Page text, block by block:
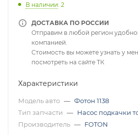
В наличии: 2
ДОСТАВКА ПО РОССИИ
Отправим в любой регион
компанией.
Стоимость вы можете узнать у
посмотреть на сайте ТК
Характеристики
Модель авто — Фотон 1138
Тип запчасти — Насос подкачки
Производитель — FOTON